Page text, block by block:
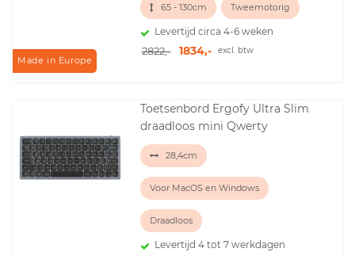
Made in Europe
65 - 130cm Tweemotorig
Levertijd circa 4-6 weken
2822,- 1834,- excl. btw
Toetsenbord Ergofy Ultra Slim
draadloos mini Qwerty
28,4cm
Voor MacOS en Windows
Draadloos
Levertijd 4 tot 7 werkdagen